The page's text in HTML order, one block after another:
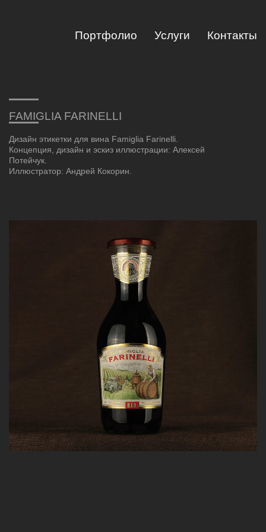
Портфолио Услуги Контакты
FAMIGLIA FARINELLI
Дизайн этикетки для вина Famiglia Farinelli.
Концепция, дизайн и эскиз иллюстрации: Алексей
Потейчук.
Иллюстратор: Андрей Кокорин.